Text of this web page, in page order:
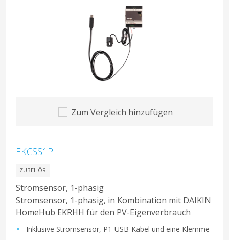
Zum Vergleich hinzufügen
EKCSS1P
ZUBEHÖR
Stromsensor, 1-phasig
Stromsensor, 1-phasig, in Kombination mit DAIKIN
HomeHub EKRHH für den PV-Eigenverbrauch
Inklusive Stromsensor, P1-USB-Kabel und eine Klemme